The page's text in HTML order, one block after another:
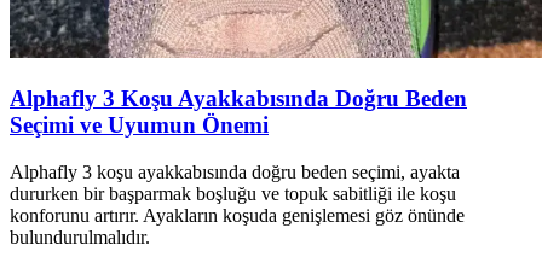
Alphafly 3 Koşu Ayakkabısında Doğru Beden
Seçimi ve Uyumun Önemi
Alphafly 3 koşu ayakkabısında doğru beden seçimi, ayakta
dururken bir başparmak boşluğu ve topuk sabitliği ile koşu
konforunu artırır. Ayakların koşuda genişlemesi göz önünde
bulundurulmalıdır.